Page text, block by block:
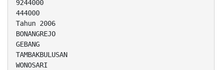
9244000
444000
Tahun 2006
BONANGREJO
GEBANG
TAMBAKBULUSAN
WONOSARI